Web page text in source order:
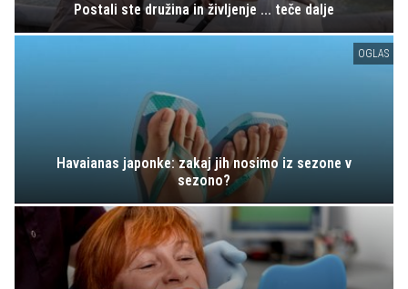
Postali ste družina in življenje ... teče dalje
OGLAS
Havaianas japonke: zakaj jih nosimo iz sezone v
sezono?